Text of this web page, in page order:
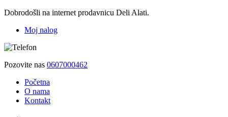
Dobrodošli na internet prodavnicu Deli Alati.
Moj nalog
Pozovite nas 0607000462
Početna
O nama
Kontakt